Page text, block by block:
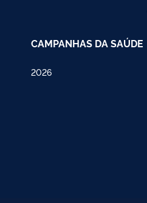
CAMPANHAS DA SAÚDE
2026